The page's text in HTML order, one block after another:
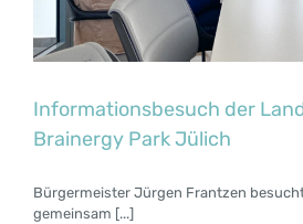
Informationsbesuch der
Brainergy Park Jülich
Bürgermeister Jürgen Frantzen
gemeinsam [...]